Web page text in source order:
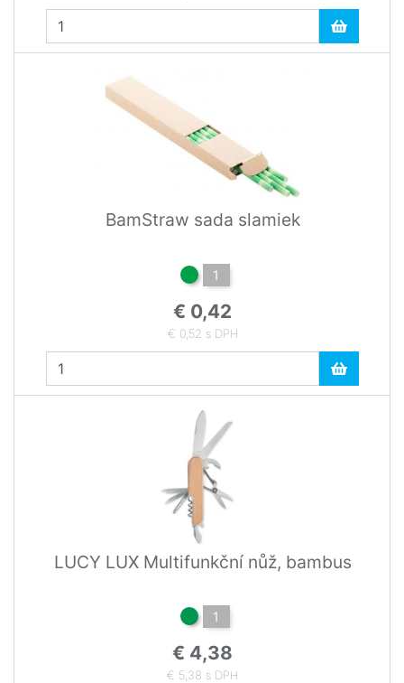
BamStraw sada slamiek
1
€ 0,42
€ 0,52 s DPH
LUCY LUX Multifunkční nůž, bambus
1
€ 4,38
€ 5,38 s DPH